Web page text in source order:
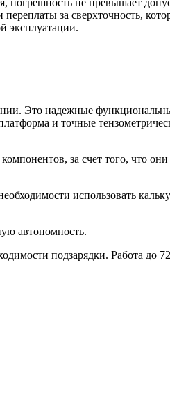
погрешность не превышает
за сверхточность,
эксплуатации.
Это надежные
и точные
за счет того, что
использовать
автономность.
подзарядки. Работа до